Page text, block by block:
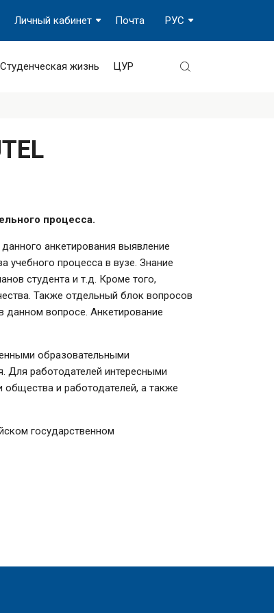
РУС
Почта
Личный кабинет
Студенческая жизнь ЦУР
процесса.
анкетирования выявление
процесса в вузе. Знание
студента и т.д. Кроме того,
Также отдельный блок вопросов
данном вопросе. Анкетирование
образовательными
Для работодателей интересными
общества и работодателей, а также
государственном